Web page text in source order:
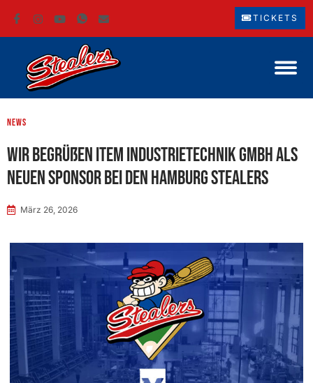
TICKETS
News
Wir begrüßen item Industrietechnik GmbH als
neuen Sponsor bei den Hamburg Stealers
März 26, 2026